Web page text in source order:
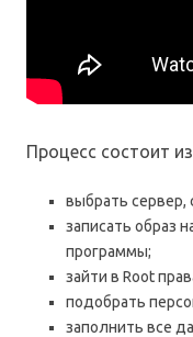
Процесс состоит
выбрать сервер,
записать образ
программы;
зайти в Root
подобрать
заполнить все